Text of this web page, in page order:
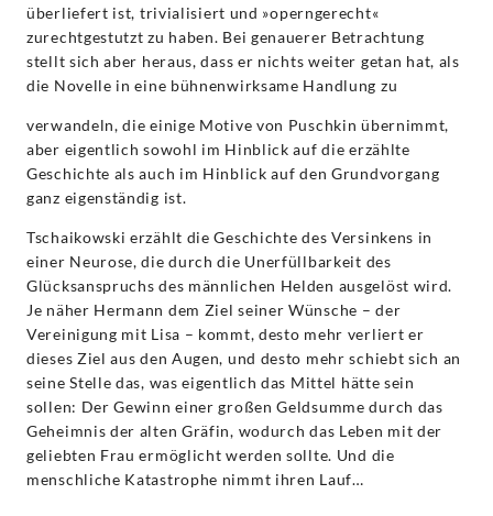
überliefert ist, trivialisiert und »operngerecht«
zurechtgestutzt zu haben. Bei genauerer Betrachtung
stellt sich aber heraus, dass er nichts weiter getan hat, als
die Novelle in eine bühnenwirksame Handlung zu
verwandeln, die einige Motive von Puschkin übernimmt,
aber eigentlich sowohl im Hinblick auf die erzählte
Geschichte als auch im Hinblick auf den Grundvorgang
ganz eigenständig ist.
Tschaikowski erzählt die Geschichte des Versinkens in
einer Neurose, die durch die Unerfüllbarkeit des
Glücksanspruchs des männlichen Helden ausgelöst wird.
Je näher Hermann dem Ziel seiner Wünsche – der
Vereinigung mit Lisa – kommt, desto mehr verliert er
dieses Ziel aus den Augen, und desto mehr schiebt sich an
seine Stelle das, was eigentlich das Mittel hätte sein
sollen: Der Gewinn einer großen Geldsumme durch das
Geheimnis der alten Gräfin, wodurch das Leben mit der
geliebten Frau ermöglicht werden sollte. Und die
menschliche Katastrophe nimmt ihren Lauf…